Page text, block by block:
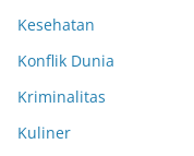
Kesehatan
Konflik Dunia
Kriminalitas
Kuliner